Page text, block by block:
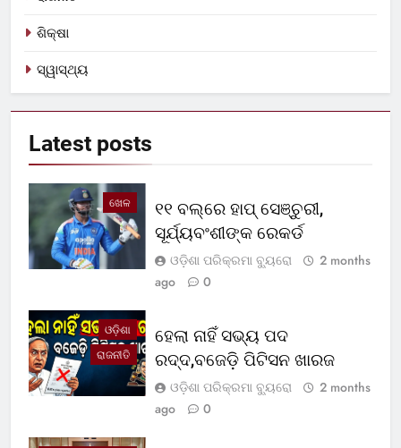
ଶିକ୍ଷା
ସ୍ୱାସ୍ଥ୍ୟ
Latest posts
ଖେଳ
୧୧ ବଲ୍‌ରେ ହାପ୍ ସେଞ୍ଚୁରୀ,
ସୂର୍ଯ୍ୟବଂଶୀଙ୍କ ରେକର୍ଡ
ଓଡ଼ିଶା ପରିକ୍ରମା ବ୍ୟୁରୋ
2 months
ago
0
ଓଡ଼ିଶା
ରାଜନୀତି
ହେଲା ନାହିଁ ସଭ୍ୟ ପଦ
ରଦ୍ଦ,ବଜେଡ଼ି ପିଟିସନ ଖାରଜ
ଓଡ଼ିଶା ପରିକ୍ରମା ବ୍ୟୁରୋ
2 months
ago
0